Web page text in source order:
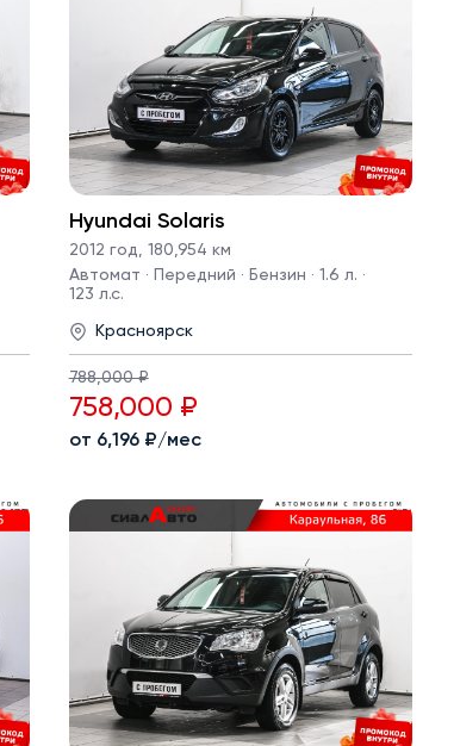
Hyundai Solaris
2012 год, 180,954 км
Автомат · Передний · Бензин · 1.6 л. ·
123 л.с.
Красноярск
788,000 ₽
758,000 ₽
от 6,196 ₽/мес